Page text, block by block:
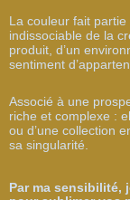
La couleur fait
indissociable de la
produit, d’un
sentiment
Associé à une
riche et complexe :
ou d’une collection
sa singularité.
Par ma sensibilité,